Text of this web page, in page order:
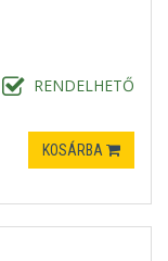
RENDELHETŐ
KOSÁRBA